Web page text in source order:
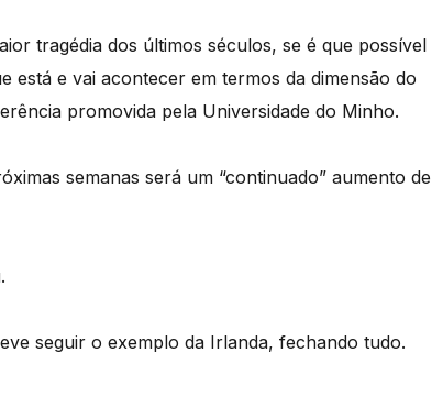
tragédia dos últimos séculos, se é que possível
está e vai acontecer em termos da dimensão do
promovida pela Universidade do Minho.
semanas será um “continuado” aumento de
seguir o exemplo da Irlanda, fechando tudo.